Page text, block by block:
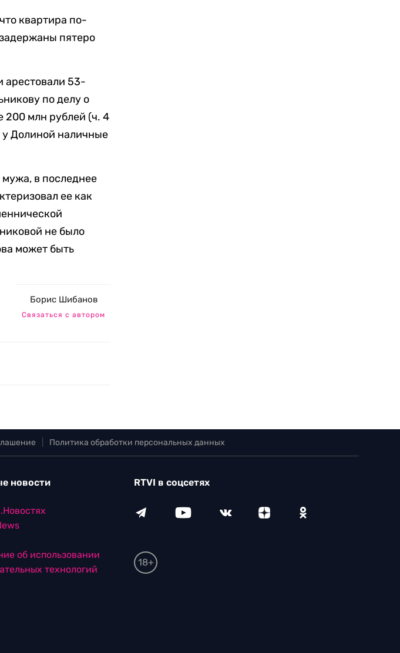
квартира по-
пятеро
арестовали 53-
по делу о
200 млн рублей (ч. 4
у Долиной наличные
в последнее
ее как
не было
может быть
Борис Шибанов
Связаться с автором
Политика обработки персональных данных
новости
об использовании
технологий
RTVI в соцсетях
18+